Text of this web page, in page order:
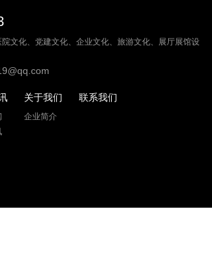
文化、党建文化、企业文化、旅游文化、展厅展馆设
关于我们
企业简介
联系我们